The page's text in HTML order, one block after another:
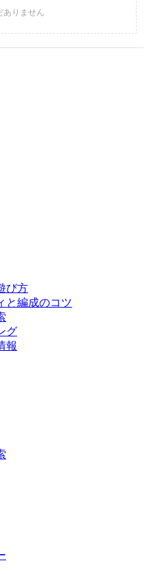
び方
と編成のコツ
グ
報